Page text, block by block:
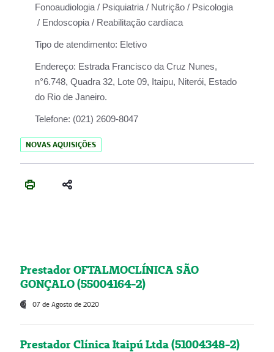
Fonoaudiologia / Psiquiatria / Nutrição / Psicologia
/ Endoscopia / Reabilitação cardíaca
Tipo de atendimento: Eletivo
Endereço: Estrada Francisco da Cruz Nunes,
n°6.748, Quadra 32, Lote 09, Itaipu, Niterói, Estado
do Rio de Janeiro.
Telefone: (021) 2609-8047
NOVAS AQUISIÇÕES
Prestador OFTALMOCLÍNICA SÃO
GONÇALO (55004164-2)
07 de Agosto de 2020
Prestador Clínica Itaipú Ltda (51004348-2)